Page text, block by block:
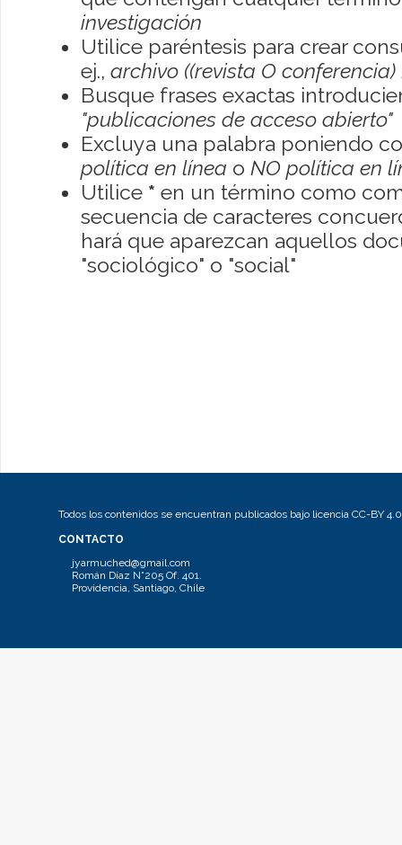
investigación
Utilice paréntesis para crear
ej., archivo ((revista O conferencia)
Busque frases exactas
"publicaciones de acceso abierto"
Excluya una palabra poniendo
política en línea o NO política en
Utilice * en un término como
secuencia de caracteres
hará que aparezcan aquellos
"sociológico" o "social"
Todos los contenidos se encuentran publicados bajo licencia CC-BY 4.0
CONTACTO
jyarmuched@gmail.com
Román Díaz N°205 Of. 401.
Providencia, Santiago, Chile